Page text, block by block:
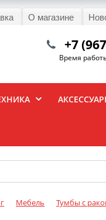
О магазине
+7
Время
Мебель Тумбы с